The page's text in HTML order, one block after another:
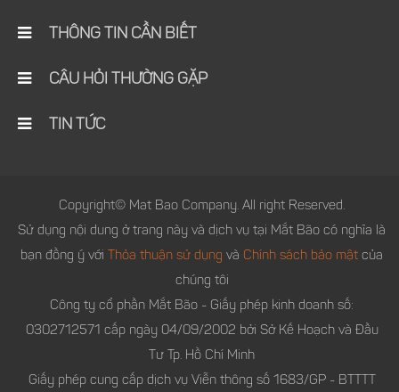
THÔNG TIN CẦN BIẾT
CÂU HỎI THƯỜNG GẶP
TIN TỨC
Copyright© Mat Bao Company. All right Reserved.
Sử dụng nội dung ở trang này và dịch vụ tại Mắt Bão có nghĩa là
bạn đồng ý với
Thỏa thuận sử dụng và Chính sách bảo mật của
chúng tôi
Công ty cổ phần Mắt Bão - Giấy phép kinh doanh số:
0302712571 cấp ngày 04/09/2002 bởi Sở Kế Hoạch và Đầu
Tư Tp. Hồ Chí Minh
Giấy phép cung cấp dịch vụ Viễn thông số 1683/GP - BTTTT